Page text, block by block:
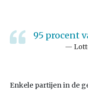
95 procent
Enkele partijen in de